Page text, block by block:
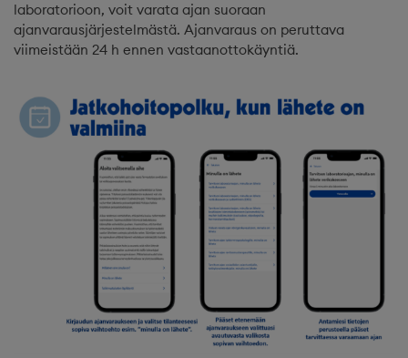
laboratorioon, voit varata ajan suoraan
ajanvarausjärjestelmästä. Ajanvaraus on peruttava
viimeistään 24 h ennen vastaanottokäyntiä.